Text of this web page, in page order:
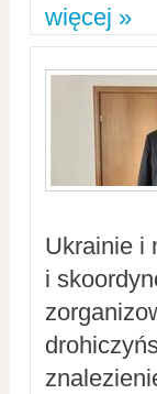
więcej »
Ukrainie i
i